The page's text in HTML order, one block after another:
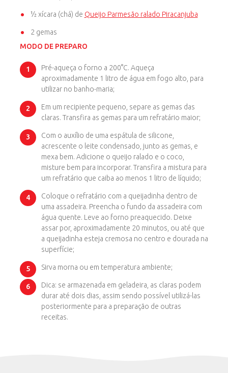
½ xícara (chá) de Queijo Parmesão ralado Piracanjuba
2 gemas
MODO DE PREPARO
Pré-aqueça o forno a 200°C. Aqueça
aproximadamente 1 litro de água em fogo alto, para
utilizar no banho-maria;
Em um recipiente pequeno, separe as gemas das
claras. Transfira as gemas para um refratário maior;
Com o auxílio de uma espátula de silicone,
acrescente o leite condensado, junto as gemas, e
mexa bem. Adicione o queijo ralado e o coco,
misture bem para incorporar. Transfira a mistura para
um refratário que caiba ao menos 1 litro de líquido;
Coloque o refratário com a queijadinha dentro de
uma assadeira. Preencha o fundo da assadeira com
água quente. Leve ao forno preaquecido. Deixe
assar por, aproximadamente 20 minutos, ou até que
a queijadinha esteja cremosa no centro e dourada na
superfície;
Sirva morna ou em temperatura ambiente;
Dica: se armazenada em geladeira, as claras podem
durar até dois dias, assim sendo possível utilizá-las
posteriormente para a preparação de outras
receitas.